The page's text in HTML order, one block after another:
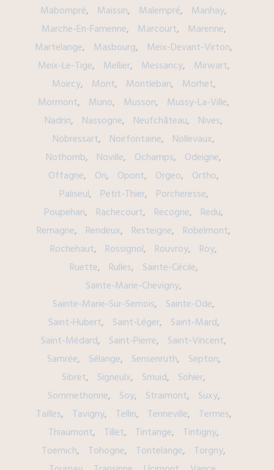
Mabompré
Maissin Malempré
Manhay
Marche-En-Famenne
Marcourt
Marenne
Martelange
Masbourg
Meix-Devant-Virton
Meix-Le-Tige
Mellier Messancy
Mirwart
Moircy
Mont Montleban
Morhet
Mormont
Muno Musson
Mussy-La-Ville
Nadrin
Nassogne Neufchâteau
Nives
Nobressart
Noirfontaine
Nollevaux
Nothomb
Noville Ochamps
Odeigne
Offagne
On Opont Orgeo
Ortho
Paliseul
Petit-Thier
Porcheresse
Poupehan
Rachecourt Recogne
Redu
Remagne
Rendeux Resteigne
Robelmont
Rochehaut
Rossignol Rouvroy
Roy
Ruette
Rulles
Sainte-Cécile
Sainte-Marie-Chevigny
Sainte-Marie-Sur-Semois
Sainte-Ode
Saint-Hubert
Saint-Léger
Saint-Mard
Saint-Médard
Saint-Pierre
Saint-Vincent
Samrée
Sélange Sensenruth
Septon
Sibret
Signeulx Smuid
Sohier
Sommethonne
Soy Straimont
Suxy
Tailles
Tavigny Tellin Tenneville
Termes
Thiaumont
Tillet Tintange
Tintigny
Toernich
Tohogne Tontelange
Torgny